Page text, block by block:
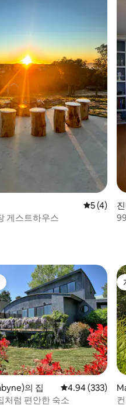
개
평점 5점
5 (4)
게스트하우스
개
의 집 평점 4.94점(5점
4.94 (333)
처럼 편안한 숙소